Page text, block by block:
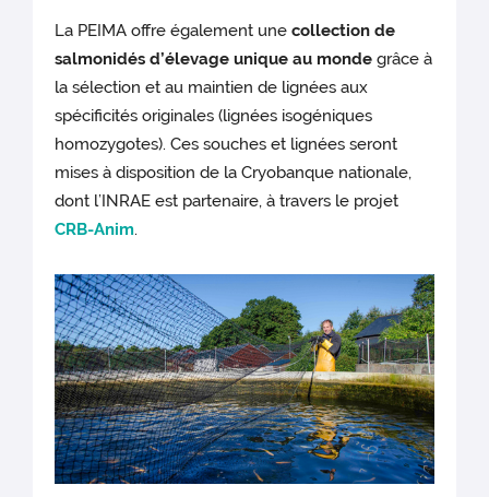
La PEIMA offre également unecollection de
salmonidés d’élevage unique au monde grâce à
la sélection et au maintien de lignées aux
spécificités originales (lignées isogéniques
homozygotes). Ces souches et lignées seront
mises à disposition de la Cryobanque nationale,
dont l’INRAE est partenaire, à travers le projet
CRB-Anim.